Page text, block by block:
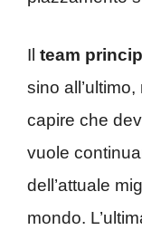
Il team
sino
capire che
vuole
dell’attuale
mondo.